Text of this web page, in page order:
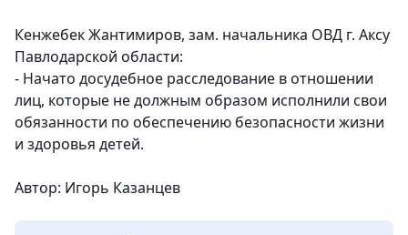
Кенжебек Жантимиров, зам. начальника ОВД г. Аксу
Павлодарской области:
- Начато досудебное расследование в отношении
лиц, которые не должным образом исполнили свои
обязанности по обеспечению безопасности жизни
и здоровья детей.
Автор: Игорь Казанцев